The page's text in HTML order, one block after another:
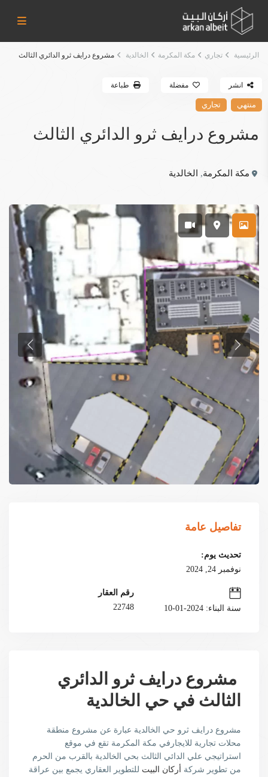
الرئيسية تجاري مكة المكرمة الخالدية مشروع درايف ثرو الدائري الثالث
منتهي تجاري
مشروع درايف ثرو الدائري الثالث
مكة المكرمة, الخالدية
انشر مفضلة طباعة
تفاصيل عامة
تحديث يوم:
نوفمبر 24, 2024
سنة البناء: 2024-01-10
رقم العقار
22748
مشروع درايف ثرو الدائري
الثالث في حي الخالدية
مشروع درايف ثرو حي الخالدية عبارة عن مشروع منطقة
محلات تجارية للايجارفي مكة المكرمة تقع في موقع
استراتيجي علي الدائي الثالث بحي الخالدية بالقرب من الحرم
من تطوير شركة
أركان البيت للتطوير العقاري يجمع بين عراقة